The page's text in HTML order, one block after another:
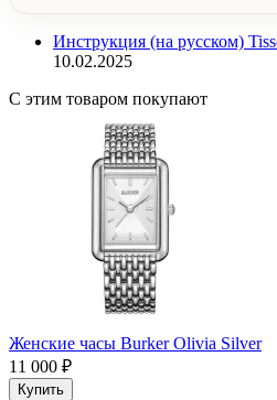
Инструкция (на русском)
10.02.2025
С этим товаром покупают
Женские часы Burker Olivia Silver
11 000 ₽
Купить